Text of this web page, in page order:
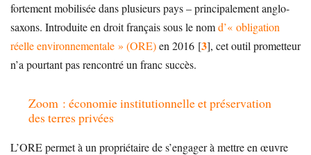
fortement mobilisée dans plusieurs pays – principalement anglo-
saxons. Introduite en droit français sous le nomd’« obligation
réelle environnementale » (ORE)en 2016 [3], cet outil prometteur
n’a pourtant pas rencontré un franc succès.
Zoom : économie institutionnelle et préservation
des terres privées
L’ORE permet à un propriétaire de s’engager à mettre en œuvre